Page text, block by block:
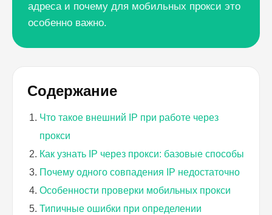
адреса и почему для мобильных прокси это
особенно важно.
Содержание
Что такое внешний IP при работе через
прокси
Как узнать IP через прокси: базовые способы
Почему одного совпадения IP недостаточно
Особенности проверки мобильных прокси
Типичные ошибки при определении